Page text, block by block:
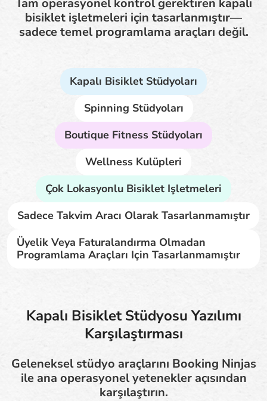
bisiklet işletmeleri için tasarlanmıştır—
sadece temel programlama araçları değil.
Kapalı Bisiklet Stüdyoları
Spinning Stüdyoları
Boutique Fitness Stüdyoları
Wellness Kulüpleri
Çok Lokasyonlu Bisiklet Işletmeleri
Sadece Takvim Aracı Olarak Tasarlanmamıştır
Üyelik Veya Faturalandırma Olmadan
Programlama Araçları Için Tasarlanmamıştır
Kapalı Bisiklet Stüdyosu Yazılımı
Karşılaştırması
Geleneksel stüdyo araçlarını Booking Ninjas
ile ana operasyonel yetenekler açısından
karşılaştırın.